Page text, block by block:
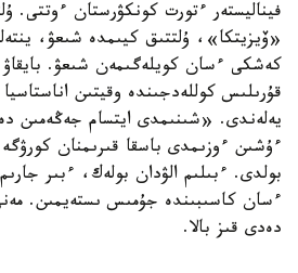
فيناليستەر ءتورت كونكۋرستان ءوتتى.
«ۆيزيتكا»، ۇلتتىق كيىمدە شىعۋ،
كەشكى ءسان كويلەگىمەن شىعۋ. بايقاۋ
قۇرىلىس كوللەدجىندە وقيتىن
يەلەندى. «شىنىمدى ايتسام جەڭەمىن
ءۇشىن ءوزىمدى باسقا قىرىمنان
بولدى. ءبىلىم الۋدان بولەك، ءبىر
ءسان كاسىبىندە جۇمىس ىستەيمىن.
دەدى قىز بالا.